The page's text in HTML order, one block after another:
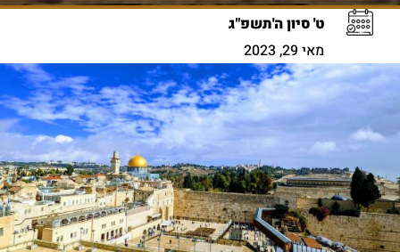
ט' סיון ה'תשפ"ג
מאי 29, 2023